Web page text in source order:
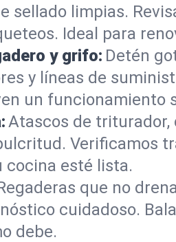
sellado limpias.
Ideal para
y grifo: Detén
y líneas de
un funcionamiento
Atascos de triturador,
Verificamos
cocina esté lista.
que no
cuidadoso.
debe.